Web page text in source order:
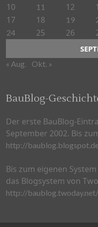
10
11 12
17
18 19
24 25 26
« Aug. Okt. »
BauBlog-
Der erste BauBlog-
September 2002. Bis
http://
Bis zum eigenen
das Blogsystem von
http://baublog.twoday.net/